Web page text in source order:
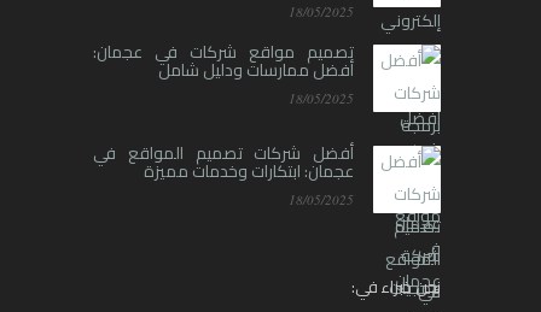
18/05/2025
تصميم مواقع شركات في عجمان:
أفضل ممارسات ودليل شامل
18/05/2025
أفضل شركات تصميم المواقع في
عجمان: ابتكارات وخدمات مميزة
18/05/2025
نحن خبراء في: